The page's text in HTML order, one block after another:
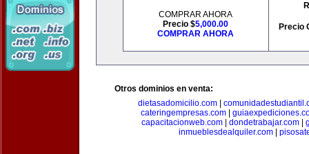
COMPRAR AHORA
Precio $5,000.00
COMPRAR AHORA
Precio
Otros dominios en venta:
dietasadomicilio.com
cateringempresas.com|
capacitacionweb.com
dondetrabajar.com
inmueblesdealquiler.com